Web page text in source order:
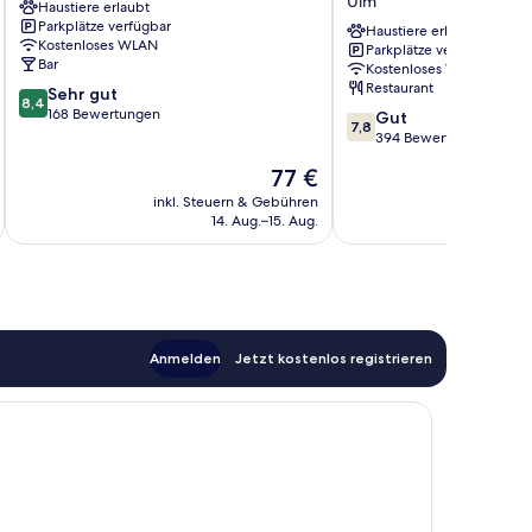
UlmHaustiere erlaubt
Parkplätze verfügbar
Kostenloses WLAN
Bar
8.4
von
8,4 Sehr gut
168 Bewertungen
Der
Preis
beträgt
77 €
inkl. Steuern & Gebühren
14. Aug.–15. Aug.
Hotel
Ulm,
Sure
Hotel
Collection
by
BW
Haustiere erlaubt
Parkplätze verfügbar
Kostenloses WLAN
Restaurant
7.8
von
7,8 Gut
394 Bewertungen
Anmelden Jetzt kostenlos registrieren